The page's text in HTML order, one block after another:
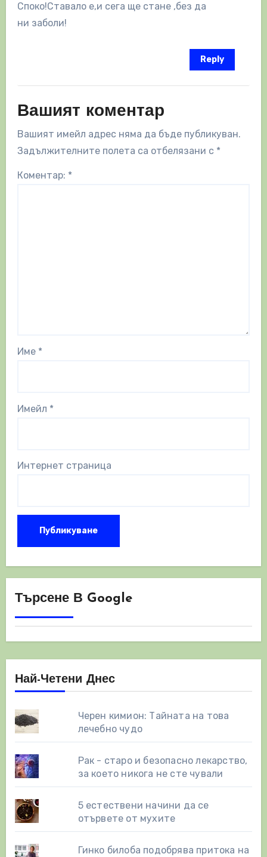
Споко!Ставало е,и сега ще стане ,без да
ни заболи!
Reply
Вашият коментар
Вашият имейл адрес няма да бъде публикуван.
Задължителните полета са отбелязани с *
Коментар: *
Име *
Имейл *
Интернет страница
Търсене В Google
Най-Четени Днес
Черен кимион: Тайната на това
лечебно чудо
Рак - старо и безопасно лекарство,
за което никога не сте чували
5 естествени начини да се
отървете от мухите
Гинко билоба подобрява притока на